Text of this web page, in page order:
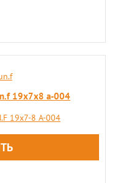
19х7х8 a-004
19х7-8 A-004